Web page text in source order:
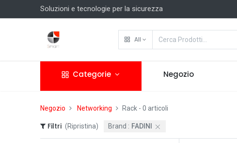
Soluzioni e tecnologie per la sicurezza
All
Categorie Negozio
Negozio Networking Rack- 0 articoli
Filtri (Ripristina) Brand : FADINI